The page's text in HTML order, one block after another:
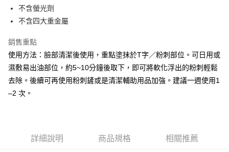
宅配
每筆NT$80，滿NT$899(含以上)免運費
不含螢光劑
不含四大重金屬
銷售重點
使用方法：臉部清潔後使用，重點塗抹於T字／粉刺部位。可日用或
濕敷易出油部位，約5~10分鐘後取下，即可將軟化浮出的粉刺輕鬆
去除。後續可再使用粉刺鏟或是清潔輔助用品加強。建議一週使用1
–2 次。
詳細說明 商品規格 相關推薦